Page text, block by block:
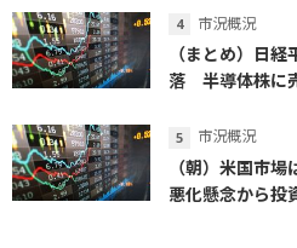
市況概況
（まとめ）日
落 半導体株に
市況概況
（朝）米国市
悪化懸念から投